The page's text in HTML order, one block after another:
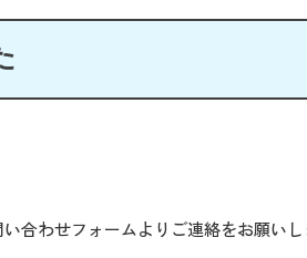
合わせフォームよりご連絡をお願いし